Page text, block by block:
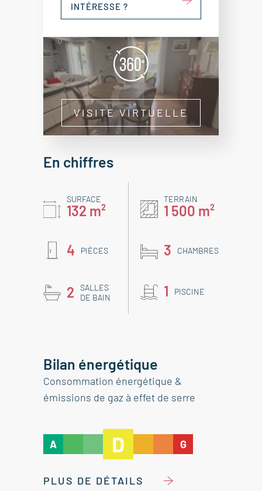
INTÉRESSE ?
VISITE VIRTUELLE
En chiffres
SURFACE
132 m²
TERRAIN
1 500 m²
4 PIÈCES 3 CHAMBRES
2
SALLES
DE BAIN
1 PISCINE
Bilan énergétique
Consommation énergétique &
émissions de gaz à effet de serre
A D G
PLUS DE DÉTAILS